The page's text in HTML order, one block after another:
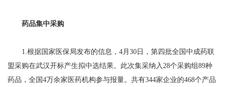
药品集中采购
1.根据国家医保局发布的信息，4月30日，第四批全国中成药联
盟采购在武汉开标产生拟中选结果。此次集采纳入28个采购组89种
药品，全国4万余家医药机构参与报量。共有344家企业的468个产品